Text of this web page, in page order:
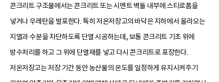
콘크리트 구조물에서는 콘크리트 또는 시멘트 벽돌 내부에 스티로폼을
넣거나 우레탄을 발포한다. 특히 저온저장고의 바닥은 지하에서 올라오는
지열과 수분을 차단하도록 단열 시공하는데, 보통 콘크리트 기초 위에
방수처리를 하고 그 위에 단열재를 넣고 다시 콘크리트로 포장한다.
저온저장고는 저장 기간 동안 농산물의 온도를 일정하게 유지시켜주기